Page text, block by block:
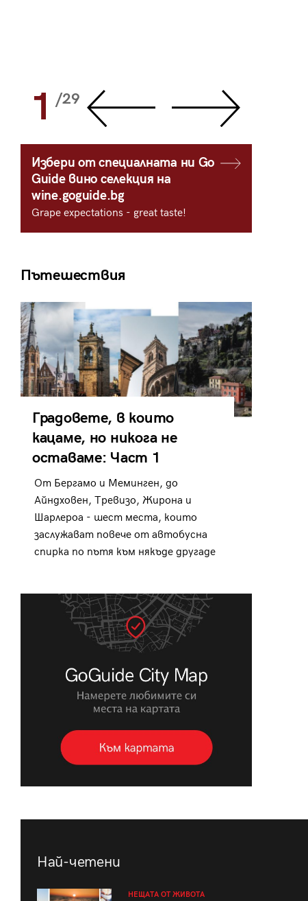
1 /29
Избери от специалната ни Go
Guide вино селекция на
wine.goguide.bg
Grape expectations - great taste!
Пътешествия
Градовете, в които
кацаме, но никога не
оставаме: Част 1
От Бергамо и Меминген, до
Айндховен, Тревизо, Жирона и
Шарлероа - шест места, които
заслужават повече от автобусна
спирка по пътя към някъде другаде
Най-четени
НЕЩАТА ОТ ЖИВОТА